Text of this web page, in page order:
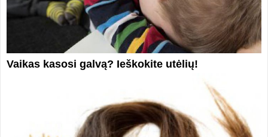
Vaikas kasosi galvą? Ieškokite utėlių!